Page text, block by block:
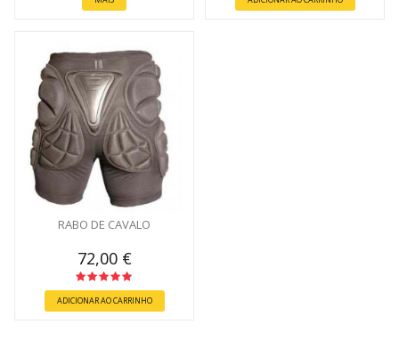
RABO DE CAVALO
72,00 €
ADICIONAR AO CARRINHO